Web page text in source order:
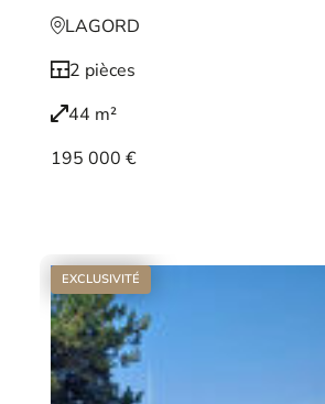
LAGORD
2 pièces
44 m²
195 000 €
EXCLUSIVITÉ